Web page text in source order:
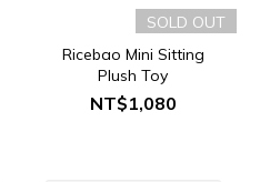
SOLD OUT
Ricebao Mini Sitting
Plush Toy
NT$1,080